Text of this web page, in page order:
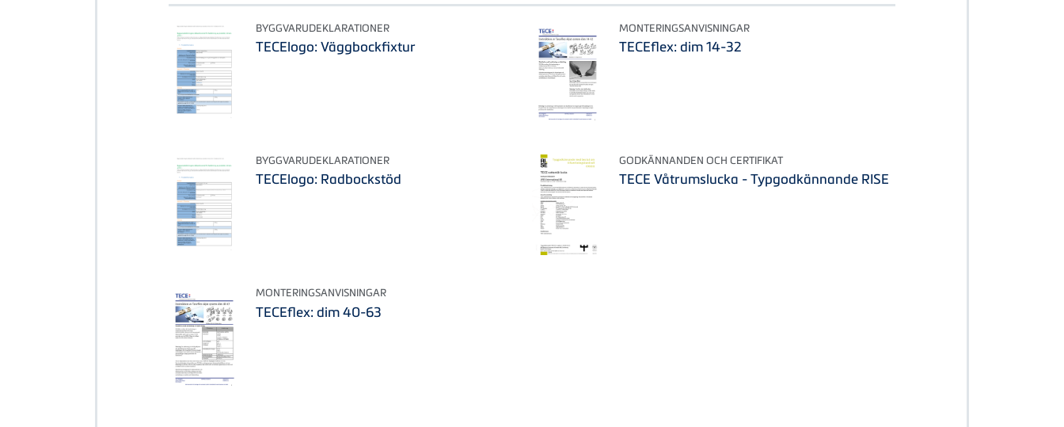
BYGGVARUDEKLARATIONER
TECElogo: Väggbockfixtur
MONTERINGSANVISNINGAR
TECEflex: dim 14-32
BYGGVARUDEKLARATIONER
TECElogo: Radbockstöd
GODKÄNNANDEN OCH CERTIFIKAT
TECE Våtrumslucka - Typgodkännande RISE
MONTERINGSANVISNINGAR
TECEflex: dim 40-63